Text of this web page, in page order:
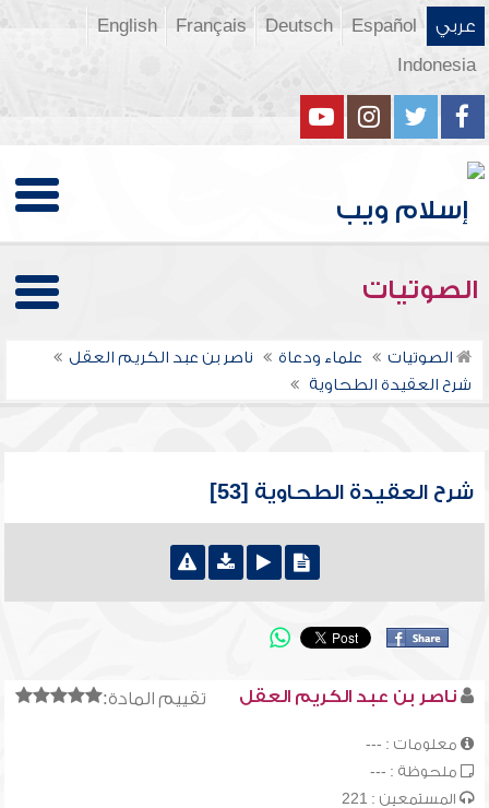
عربي Español
Deutsch
Français
English
Indonesia
الصوتيات
الصوتيات علماء ودعاة
ناصر بن عبد الكريم العقل
شرح العقيدة الطحاوية
شرح العقيدة الطحاوية [53]
تقييم المادة: ناصر بن عبد الكريم العقل
معلومات : ---
ملحوظة : ---
المستمعين : 221